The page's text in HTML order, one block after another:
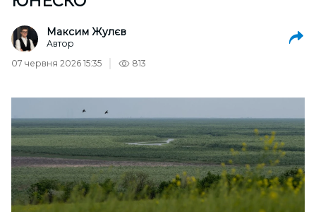
Максим Жулєв
Автор
07 червня 2026 15:35
813